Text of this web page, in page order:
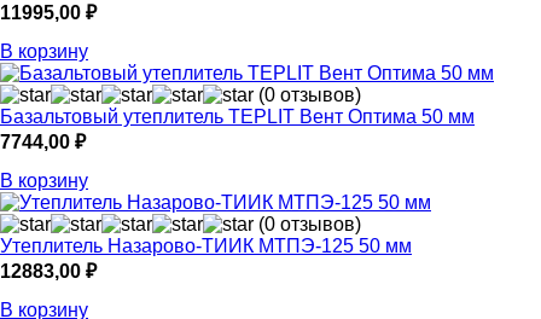
11995,00 ₽
В корзину
(0 отзывов)
Базальтовый утеплитель TEPLIT Вент Оптима 50 мм
7744,00 ₽
В корзину
(0 отзывов)
Утеплитель Назарово-ТИИК МТПЭ-125 50 мм
12883,00 ₽
В корзину